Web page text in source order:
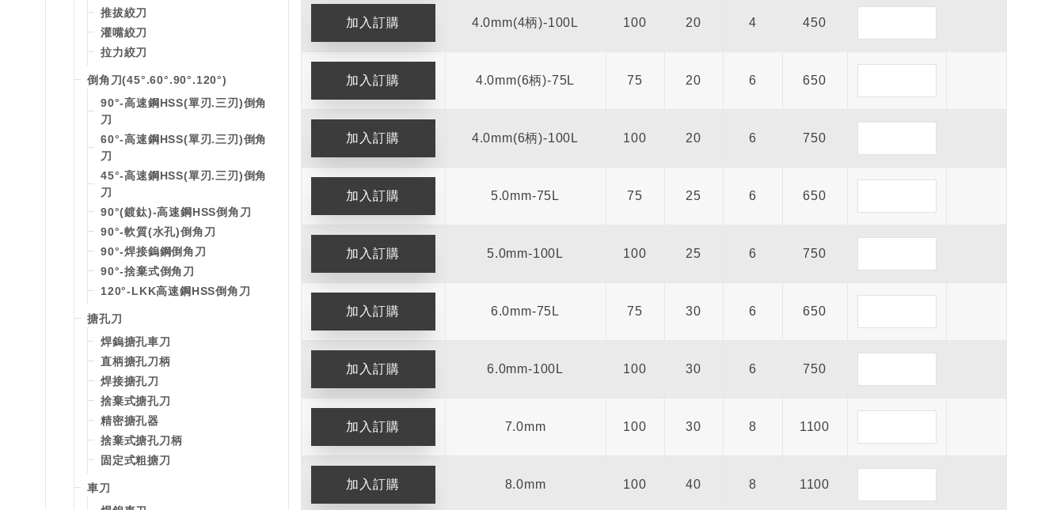
推拔絞刀
灌嘴絞刀
拉力絞刀
倒角刀(45°.60°.90°.120°)
90°-高速鋼HSS(單刃.三刃)倒角
刀
60°-高速鋼HSS(單刃.三刃)倒角
刀
45°-高速鋼HSS(單刃.三刃)倒角
刀
90°(鍍鈦)-高速鋼HSS倒角刀
90°-軟質(水孔)倒角刀
90°-焊接鎢鋼倒角刀
90°-捨棄式倒角刀
120°-LKK高速鋼HSS倒角刀
搪孔刀
焊鎢搪孔車刀
直柄搪孔刀柄
焊接搪孔刀
捨棄式搪孔刀
精密搪孔器
捨棄式搪孔刀柄
固定式粗搪刀
車刀
4.0mm(4柄)-100L 100 20 4 450
4.0mm(6柄)-75L 75 20 6 650
4.0mm(6柄)-100L 100 20 6 750
5.0mm-75L 75 25 6 650
5.0mm-100L 100 25 6 750
6.0mm-75L 75 30 6 650
6.0mm-100L 100 30 6 750
7.0mm 100 30 8 1100
8.0mm 100 40 8 1100